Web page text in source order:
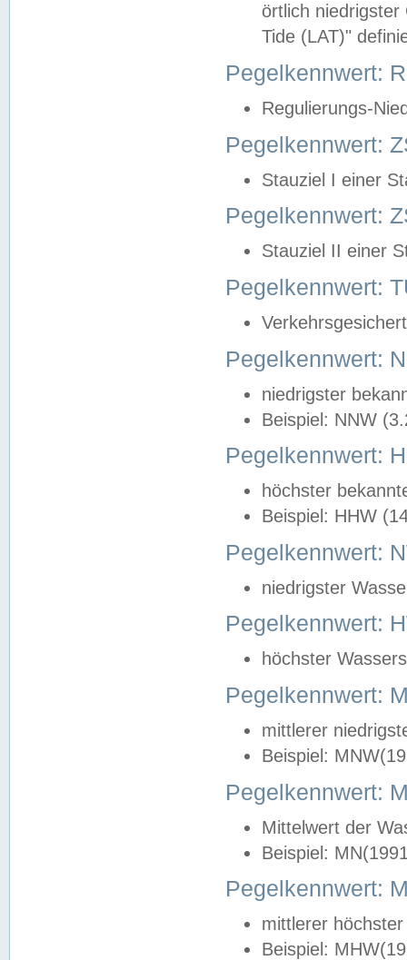
örtlich
Tide (LAT)"
Pegelkennwert:
Regulierungs-
Pegelkennwert:
Stauziel I einer
Pegelkennwert:
Stauziel II einer
Pegelkennwert:
Pegelkennwert:
niedrigster
Beispiel: NNW
Pegelkennwert:
höchster
Beispiel: HHW
Pegelkennwert:
niedrigster
Pegelkennwert:
höchster
Pegelkennwert:
mittlerer
Beispiel:
Pegelkennwert:
Mittelwert der
Beispiel:
Pegelkennwert:
mittlerer
Beispiel: